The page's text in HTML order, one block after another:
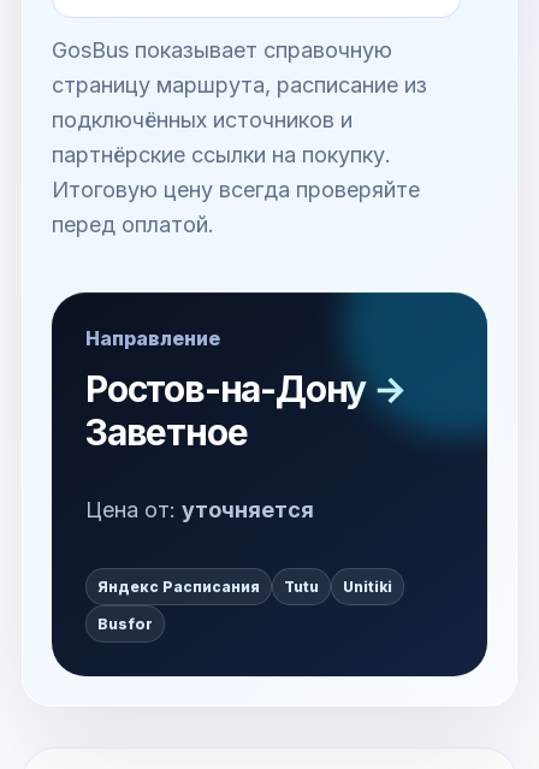
GosBus показывает справочную
страницу маршрута, расписание из
подключённых источников и
партнёрские ссылки на покупку.
Итоговую цену всегда проверяйте
перед оплатой.
Направление
Ростов-на-Дону →
Заветное
Цена от: уточняется
Яндекс Расписания Tutu Unitiki
Busfor